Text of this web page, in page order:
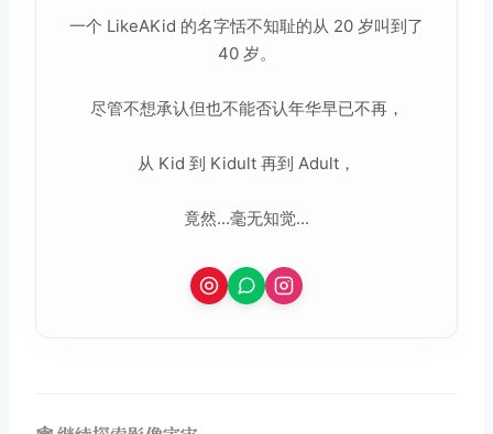
一个 LikeAKid 的名字恬不知耻的从 20 岁叫到了
40 岁。
尽管不想承认但也不能否认年华早已不再，
从 Kid 到 Kidult 再到 Adult，
竟然...毫无知觉...